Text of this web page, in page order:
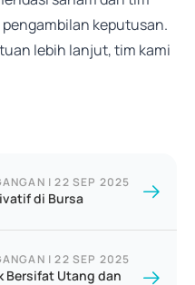
keputusan.
lebih lanjut, tim kami
| 22 SEP 2025
di Bursa
| 22 SEP 2025
Bersifat Utang dan